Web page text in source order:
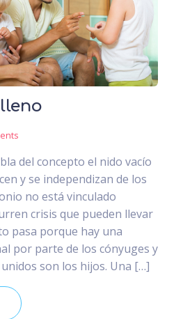
del concepto el nido vacío
y se independizan de los
no está vinculado
crisis que pueden llevar
pasa porque hay una
por parte de los cónyuges y
son los hijos. Una […]